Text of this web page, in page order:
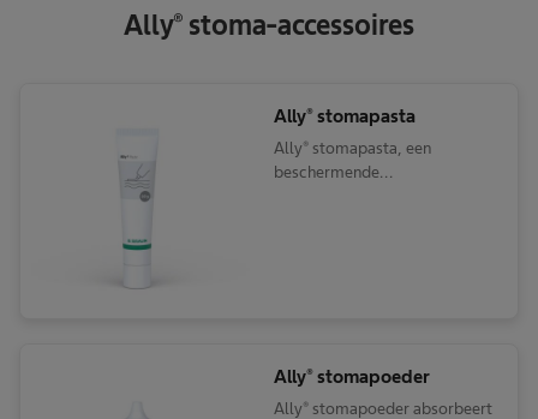
Ally® stoma-accessoires
Ally® stomapasta
Ally® stomapasta, een
beschermende
Ally® stomapoeder
Ally® stomapoeder absorbeert